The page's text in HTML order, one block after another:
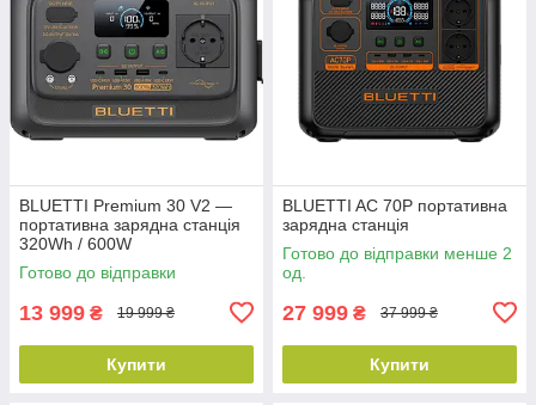
BLUETTI Premium 30 V2 —
портативна зарядна станція
320Wh / 600W
Готово до відправки
13 999 ₴ 19 999 ₴
Купити
BLUETTI AC 70P портативна
зарядна станція
Готово до відправки менше 2
од.
27 999 ₴ 37 999 ₴
Купити